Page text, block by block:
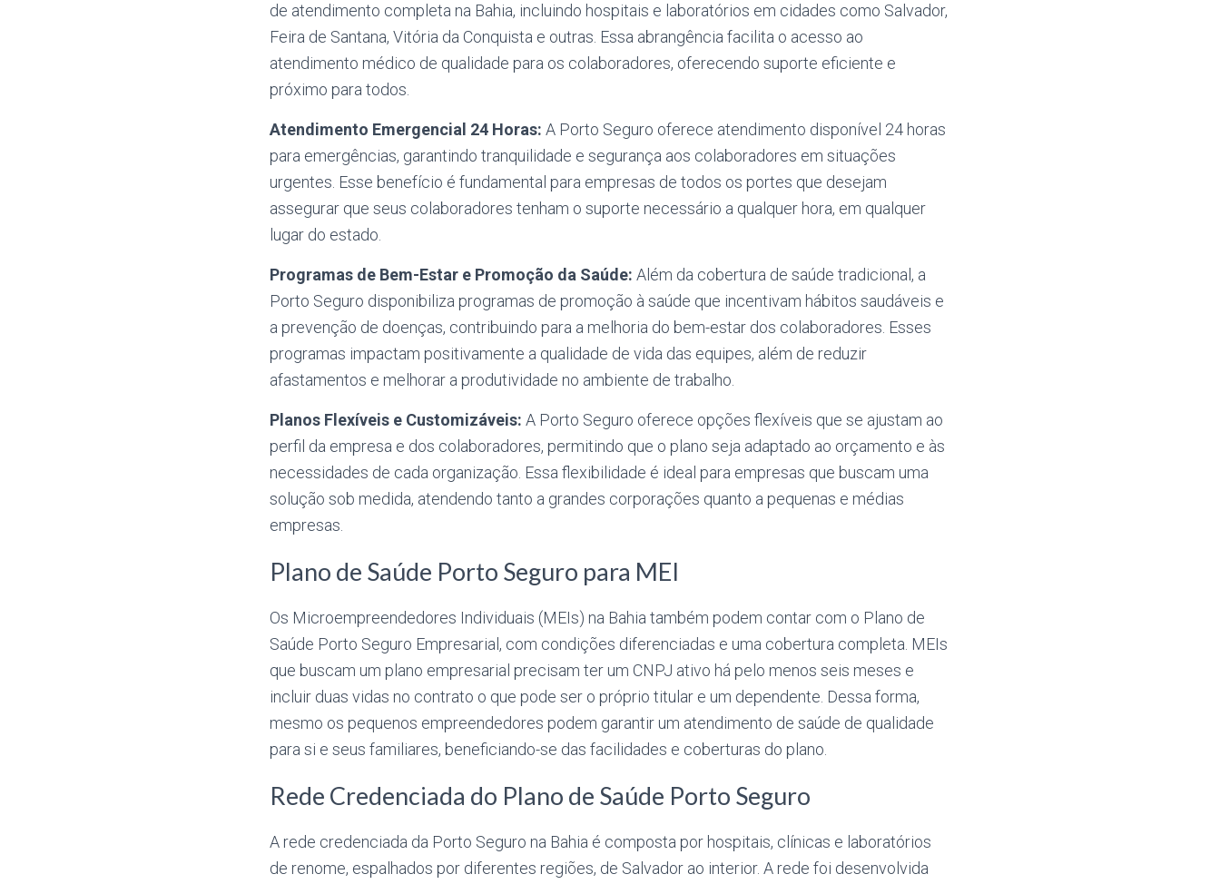
de atendimento completa na Bahia, incluindo hospitais e laboratórios em cidades como Salvador,
Feira de Santana, Vitória da Conquista e outras. Essa abrangência facilita o acesso ao
atendimento médico de qualidade para os colaboradores, oferecendo suporte eficiente e
próximo para todos.
Atendimento Emergencial 24 Horas: A Porto Seguro oferece atendimento disponível 24 horas
para emergências, garantindo tranquilidade e segurança aos colaboradores em situações
urgentes. Esse benefício é fundamental para empresas de todos os portes que desejam
assegurar que seus colaboradores tenham o suporte necessário a qualquer hora, em qualquer
lugar do estado.
Programas de Bem-Estar e Promoção da Saúde: Além da cobertura de saúde tradicional, a
Porto Seguro disponibiliza programas de promoção à saúde que incentivam hábitos saudáveis e
a prevenção de doenças, contribuindo para a melhoria do bem-estar dos colaboradores. Esses
programas impactam positivamente a qualidade de vida das equipes, além de reduzir
afastamentos e melhorar a produtividade no ambiente de trabalho.
Planos Flexíveis e Customizáveis: A Porto Seguro oferece opções flexíveis que se ajustam ao
perfil da empresa e dos colaboradores, permitindo que o plano seja adaptado ao orçamento e às
necessidades de cada organização. Essa flexibilidade é ideal para empresas que buscam uma
solução sob medida, atendendo tanto a grandes corporações quanto a pequenas e médias
empresas.
Plano de Saúde Porto Seguro para MEI
Os Microempreendedores Individuais (MEIs) na Bahia também podem contar com o Plano de
Saúde Porto Seguro Empresarial, com condições diferenciadas e uma cobertura completa. MEIs
que buscam um plano empresarial precisam ter um CNPJ ativo há pelo menos seis meses e
incluir duas vidas no contrato o que pode ser o próprio titular e um dependente. Dessa forma,
mesmo os pequenos empreendedores podem garantir um atendimento de saúde de qualidade
para si e seus familiares, beneficiando-se das facilidades e coberturas do plano.
Rede Credenciada do Plano de Saúde Porto Seguro
A rede credenciada da Porto Seguro na Bahia é composta por hospitais, clínicas e laboratórios
de renome, espalhados por diferentes regiões, de Salvador ao interior. A rede foi desenvolvida